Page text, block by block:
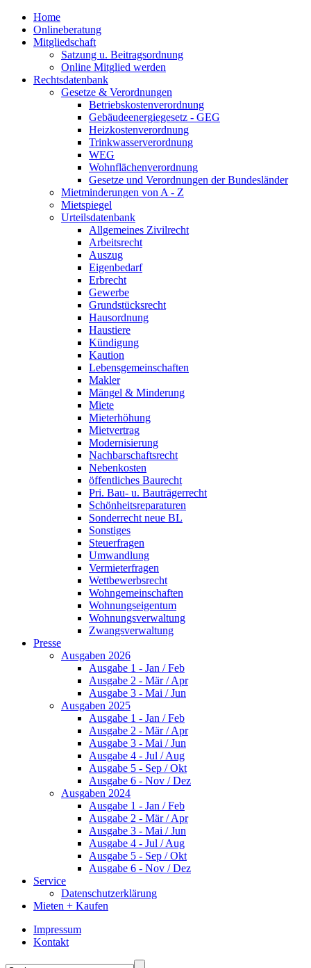
Home
Onlineberatung
Mitgliedschaft
Satzung u. Beitragsordnung
Online Mitglied werden
Rechtsdatenbank
Gesetze & Verordnungen
Betriebskostenverordnung
Gebäudeenergiegesetz - GEG
Heizkostenverordnung
Trinkwasserverordnung
WEG
Wohnflächenverordnung
Gesetze und Verordnungen der Bundesländer
Mietminderungen von A - Z
Mietspiegel
Urteilsdatenbank
Allgemeines Zivilrecht
Arbeitsrecht
Auszug
Eigenbedarf
Erbrecht
Gewerbe
Grundstücksrecht
Hausordnung
Haustiere
Kündigung
Kaution
Lebensgemeinschaften
Makler
Mängel & Minderung
Miete
Mieterhöhung
Mietvertrag
Modernisierung
Nachbarschaftsrecht
Nebenkosten
öffentliches Baurecht
Pri. Bau- u. Bauträgerrecht
Schönheitsreparaturen
Sonderrecht neue BL
Sonstiges
Steuerfragen
Umwandlung
Vermieterfragen
Wettbewerbsrecht
Wohngemeinschaften
Wohnungseigentum
Wohnungsverwaltung
Zwangsverwaltung
Presse
Ausgaben 2026
Ausgabe 1 - Jan / Feb
Ausgabe 2 - Mär / Apr
Ausgabe 3 - Mai / Jun
Ausgaben 2025
Ausgabe 1 - Jan / Feb
Ausgabe 2 - Mär / Apr
Ausgabe 3 - Mai / Jun
Ausgabe 4 - Jul / Aug
Ausgabe 5 - Sep / Okt
Ausgabe 6 - Nov / Dez
Ausgaben 2024
Ausgabe 1 - Jan / Feb
Ausgabe 2 - Mär / Apr
Ausgabe 3 - Mai / Jun
Ausgabe 4 - Jul / Aug
Ausgabe 5 - Sep / Okt
Ausgabe 6 - Nov / Dez
Service
Datenschutzerklärung
Mieten + Kaufen
Impressum
Kontakt